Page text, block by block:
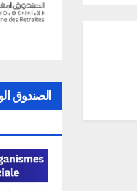
الصندوق